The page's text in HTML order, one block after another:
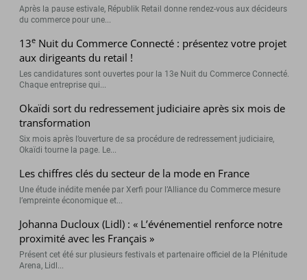
Après la pause estivale, Républik Retail donne rendez-vous aux décideurs
du commerce pour une...
13e Nuit du Commerce Connecté : présentez votre projet
aux dirigeants du retail !
Les candidatures sont ouvertes pour la 13e Nuit du Commerce Connecté.
Chaque entreprise qui...
Okaïdi sort du redressement judiciaire après six mois de
transformation
Six mois après l’ouverture de sa procédure de redressement judiciaire,
Okaïdi tourne la page. Le...
Les chiffres clés du secteur de la mode en France
Une étude inédite menée par Xerfi pour l’Alliance du Commerce mesure
l’empreinte économique et...
Johanna Ducloux (Lidl) : « L’événementiel renforce notre
proximité avec les Français »
Présent cet été sur plusieurs festivals et partenaire officiel de la Plénitude
Arena, Lidl...